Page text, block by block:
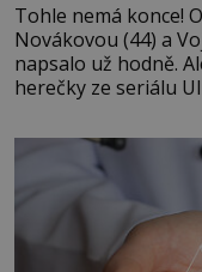
Tohle nemá konce!
Novákovou (44) a
napsalo už hodně.
herečky ze seriálu